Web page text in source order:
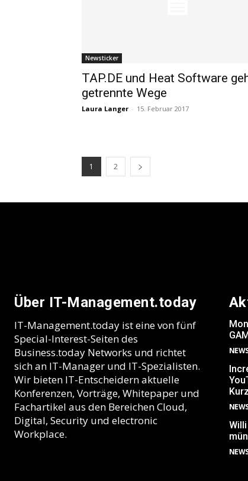
Newsticker
TAP.DE und Heat Software
getrennte Wege
Laura Langer - 15. Februar 2017
1 2
Über IT-Management.today
IT-Management.today ist eine von fünf
Special-Interest-Seiten des
Business.today Networks und richtet
sich an IT-Manager und IT-Spezialisten.
Wir bieten IT-Entscheidern aktuelle
Konferenzen, Vorträge, Whitepaper und
Fachartikel aus den Bereichen Cloud,
Digital, Security und electronic
Workplace.